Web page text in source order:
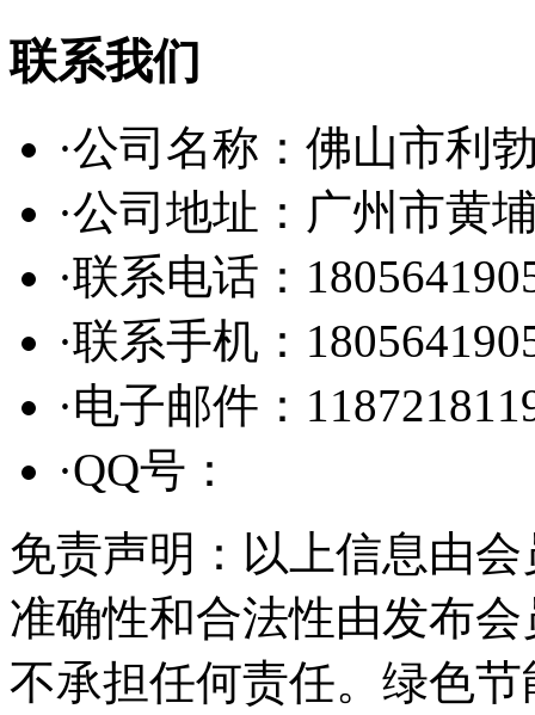
联系我们
·公司名称：佛山市利
·公司地址：广州市黄
·联系电话：
·联系手机：
·电子邮件：
·QQ号：
免责声明：以上信息由
准确性和合法性由发布
不承担任何责任。绿色